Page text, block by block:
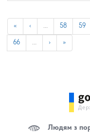
« ‹ … 58 59
66 … › »
Людям з